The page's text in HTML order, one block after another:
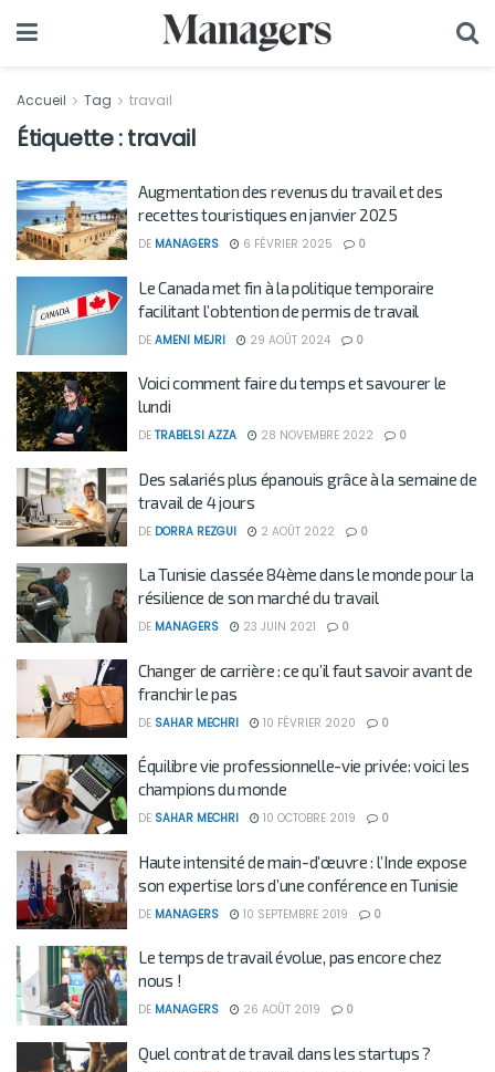
Accueil Tag travail
Étiquette :travail
Augmentation des revenus du travail et des
recettes touristiques en janvier 2025
DE MANAGERS 6 FÉVRIER 2025 0
Le Canada met fin à la politique temporaire
facilitant l’obtention de permis de travail
DE AMENI MEJRI 29 AOÛT 2024 0
Voici comment faire du temps et savourer le
lundi
DE TRABELSI AZZA 28 NOVEMBRE 2022 0
Des salariés plus épanouis grâce à la semaine de
travail de 4 jours
DE DORRA REZGUI 2 AOÛT 2022 0
La Tunisie classée 84ème dans le monde pour la
résilience de son marché du travail
DE MANAGERS 23 JUIN 2021 0
Changer de carrière : ce qu’il faut savoir avant de
franchir le pas
DE SAHAR MECHRI 10 FÉVRIER 2020 0
Équilibre vie professionnelle-vie privée: voici les
champions du monde
DE SAHAR MECHRI 10 OCTOBRE 2019 0
Haute intensité de main-d’œuvre : l’Inde expose
son expertise lors d’une conférence en Tunisie
DE MANAGERS 10 SEPTEMBRE 2019 0
Le temps de travail évolue, pas encore chez
nous !
DE MANAGERS 26 AOÛT 2019 0
Quel contrat de travail dans les startups ?